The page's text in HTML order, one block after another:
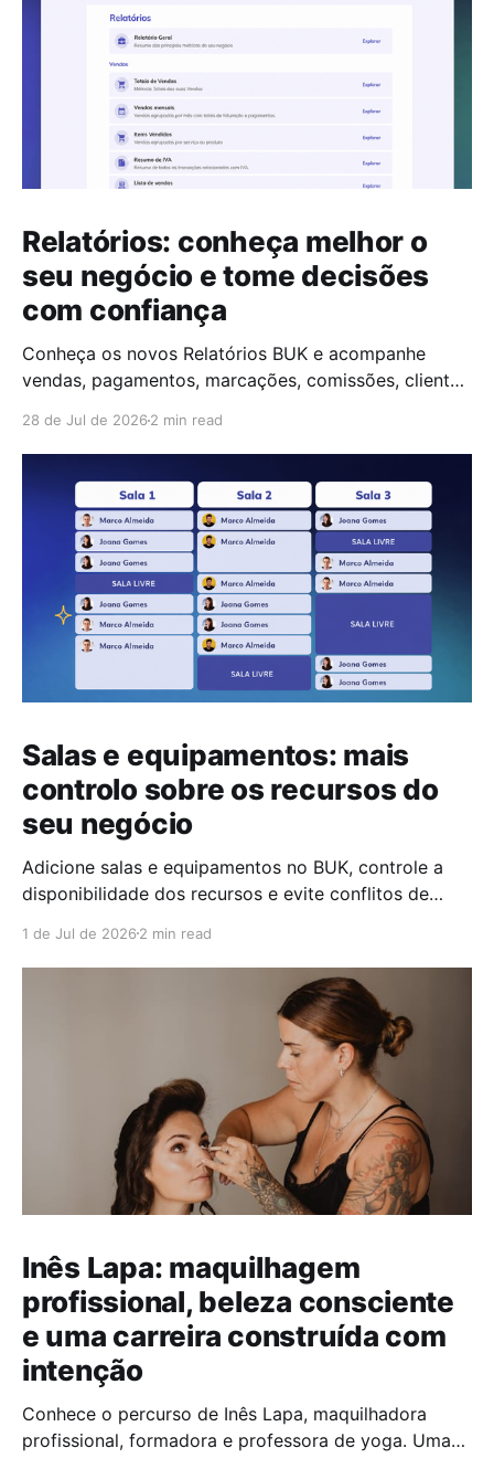
Relatórios: conheça melhor o
seu negócio e tome decisões
com confiança
Conheça os novos Relatórios BUK e acompanhe
vendas, pagamentos, marcações, comissões, clientes
28 de Jul de 2026 2 min read
Salas e equipamentos: mais
controlo sobre os recursos do
seu negócio
Adicione salas e equipamentos no BUK, controle a
disponibilidade dos recursos e evite conflitos de
1 de Jul de 2026 2 min read
Inês Lapa: maquilhagem
profissional, beleza consciente
e uma carreira construída com
intenção
Conhece o percurso de Inês Lapa, maquilhadora
profissional, formadora e professora de yoga. Uma